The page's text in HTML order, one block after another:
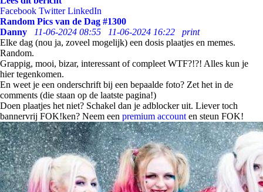
Facebook Twitter LinkedIn
Random Pics van de Dag #1300
Danny
11-06-2024 08:55 11-06-2024 16:22
print
Elke dag (nou ja, zoveel mogelijk) een dosis plaatjes en memes.
Random.
Grappig, mooi, bizar, interessant of compleet WTF?!?! Alles kun je
hier tegenkomen.
En weet je een onderschrift bij een bepaalde foto? Zet het in de
comments (die staan op de laatste pagina!)
Doen plaatjes het niet? Schakel dan je adblocker uit. Liever toch
bannervrij FOK!ken? Neem een premium account en steun FOK!